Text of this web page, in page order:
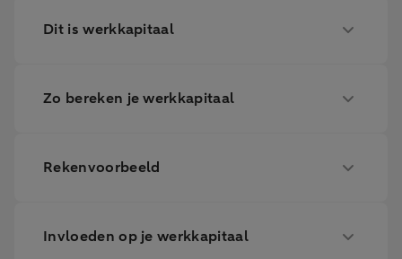
Dit is werkkapitaal
Zo bereken je werkkapitaal
Rekenvoorbeeld
Invloeden op je werkkapitaal